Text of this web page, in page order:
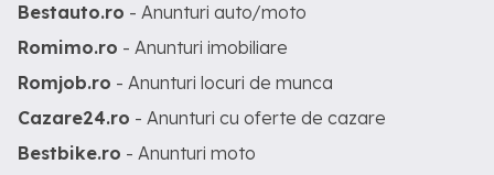
Bestauto.ro - Anunturi auto/moto
Romimo.ro - Anunturi imobiliare
Romjob.ro - Anunturi locuri de munca
Cazare24.ro - Anunturi cu oferte de cazare
Bestbike.ro - Anunturi moto